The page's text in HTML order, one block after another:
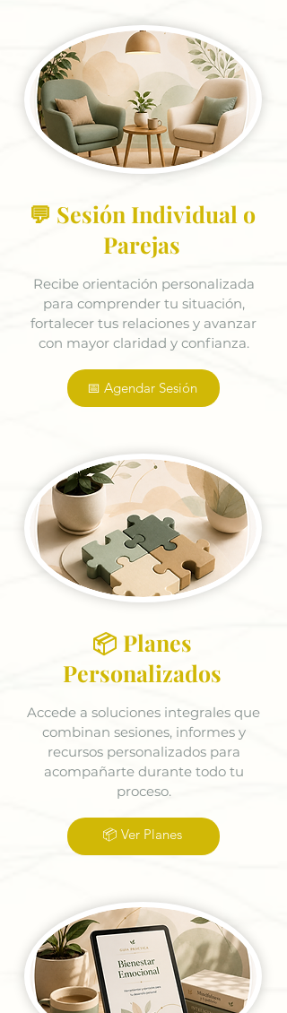
💬 Sesión Individual o
Parejas
Recibe orientación personalizada
para comprender tu situación,
fortalecer tus relaciones y avanzar
con mayor claridad y confianza.
📅 Agendar Sesión
📦 Planes
Personalizados
Accede a soluciones integrales que
combinan sesiones, informes y
recursos personalizados para
acompañarte durante todo tu
proceso.
📦 Ver Planes